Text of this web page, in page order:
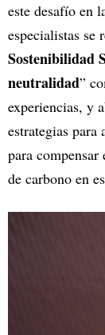
este desafío en
especialistas se
Sostenibilidad
neutralidad”
experiencias, y
estrategias para
para
de carbono en